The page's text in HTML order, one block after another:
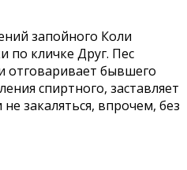
запойного Коли
по кличке Друг. Пес
отговаривает бывшего
спиртного, заставляет
закаляться, впрочем, без